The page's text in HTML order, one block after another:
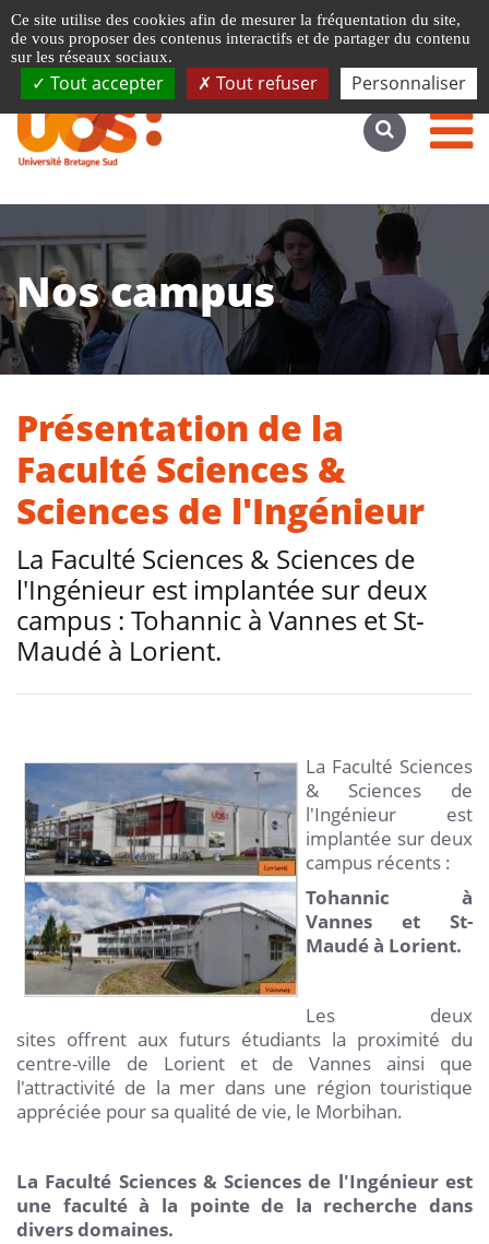
Accéder au site complet
Nos campus
Présentation de la
Faculté Sciences &
Sciences de l'Ingénieur
La Faculté Sciences & Sciences de
l'Ingénieur est implantée sur deux
campus : Tohannic à Vannes et St-
Maudé à Lorient.
La Faculté Sciences
& Sciences de
l'Ingénieur est
implantée sur deux
campus récents :
Tohannic à
Vannes et St-
Maudé à Lorient.
Les deux
sites offrent aux futurs étudiants la proximité du
centre-ville de Lorient et de Vannes ainsi que
l'attractivité de la mer dans une région touristique
appréciée pour sa qualité de vie, le Morbihan.
La Faculté Sciences & Sciences de l'Ingénieur est
une faculté à la pointe de la recherche dans
divers domaines.
Ce site utilise des cookies afin de mesurer la fréquentation du site,
de vous proposer des contenus interactifs et de partager du contenu
sur les réseaux sociaux.
Tout accepter Tout refuser Personnaliser